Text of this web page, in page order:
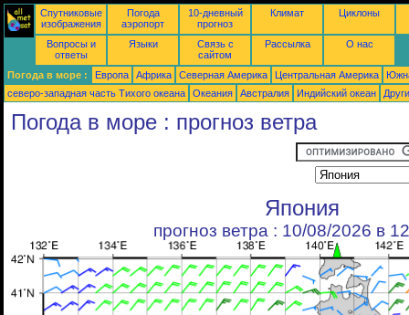
Спутниковые
изображения
Погода
аэропорт
10-дневный
прогноз
Климат Циклоны
Вопросы и
ответы
Языки
Связь с
сайтом
Рассылка О нас
Погода в море : Европа Африка Северная Америка Центральная Америка
северо-западная часть Tихого океана
Океания Австралия Индийский океан
Погода в море : прогноз ветра
Япония
прогноз ветра : 10/08/2026 в